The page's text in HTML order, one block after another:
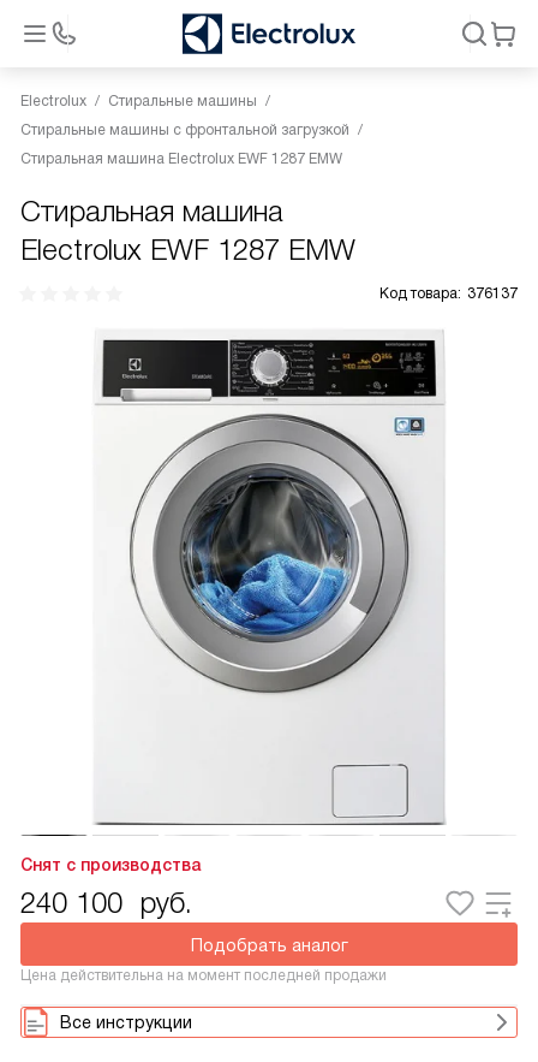
Electrolux
Стиральные машины
Стиральные машины с фронтальной загрузкой
Стиральная машина Electrolux EWF 1287 EMW
Стиральная машина
Electrolux EWF 1287 EMW
Код товара: 376137
Снят с производства
240 100 руб.
Подобрать аналог
Цена действительна на момент последней продажи
Все инструкции